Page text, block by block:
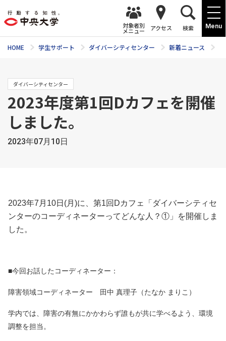
Menu
対象者別
メニュー アクセス 検索
HOME 学生サポート ダイバーシティセンター 新着ニュース
ダイバーシティセンター
2023年度第1回Dカフェを開催
しました。
2023年07月10日
2023年7月10日(月)に、第1回Dカフェ「ダイバーシティセ
ンターのコーディネーターってどんな人？①」を開催しま
した。
■今回お話したコーディネーター：
障害領域コーディネーター 田中 真理子（たなか まりこ）
学内では、障害の有無にかかわらず誰もが共に学べるよう、環境
調整を担当。